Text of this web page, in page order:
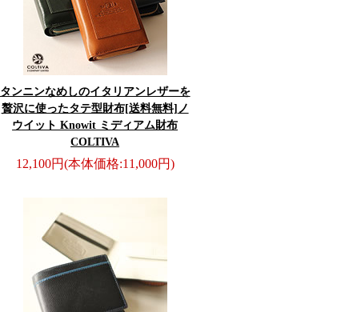
タンニンなめしのイタリアンレザーを
贅沢に使ったタテ型財布[送料無料] ノ
ウイット Knowit ミディアム財布
COLTIVA
12,100円(本体価格:11,000円)